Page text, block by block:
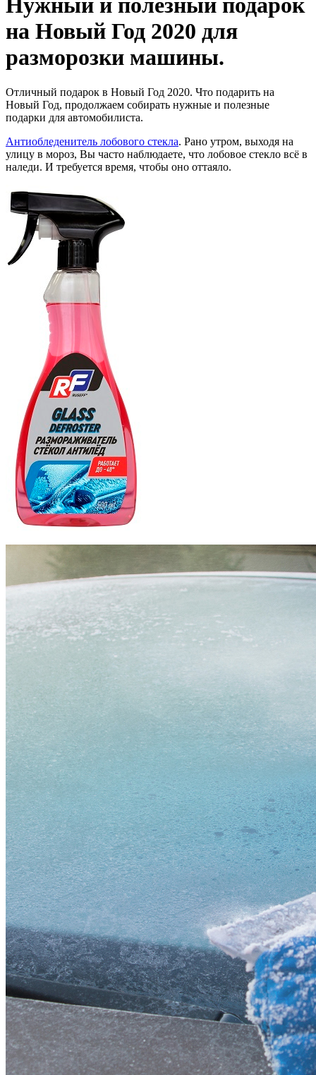
Нужный и полезный подарок
на Новый Год 2020 для
разморозки машины.
Отличный подарок в Новый Год 2020. Что подарить на
Новый Год, продолжаем собирать нужные и полезные
подарки для автомобилиста.
Антиобледенитель лобового стекла. Рано утром, выходя на
улицу в мороз, Вы часто наблюдаете, что лобовое стекло всё в
наледи. И требуется время, чтобы оно оттаяло.